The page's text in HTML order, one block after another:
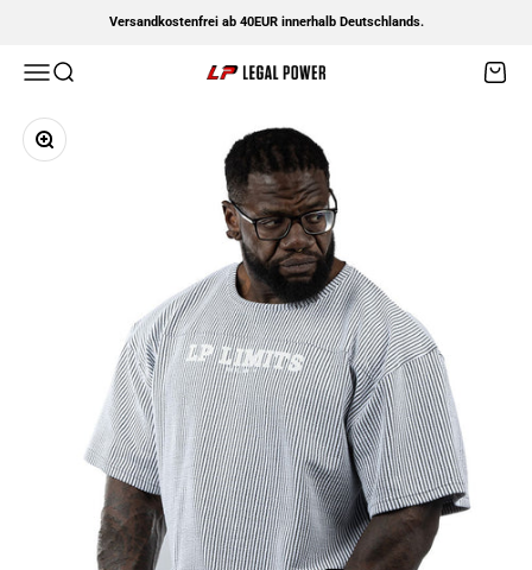
Versandkostenfrei ab 40EUR innerhalb Deutschlands.
MenüSuche Legal Power
Bild vergrößern